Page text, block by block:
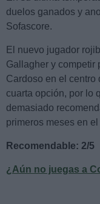
duelos ganados y
Sofascore.
El nuevo jugador
Gallagher y competir
Cardoso en el centro
cuarta opción, por lo
demasiado
primeros meses en el
Recomendable: 2/5
¿Aún no juegas a